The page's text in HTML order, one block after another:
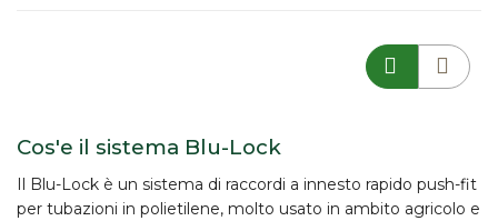
Cos'e il sistema Blu-Lock
Blu-Lock è un sistema di raccordi a innesto rapido push-fit
per tubazioni in polietilene, molto usato in ambito agricolo e